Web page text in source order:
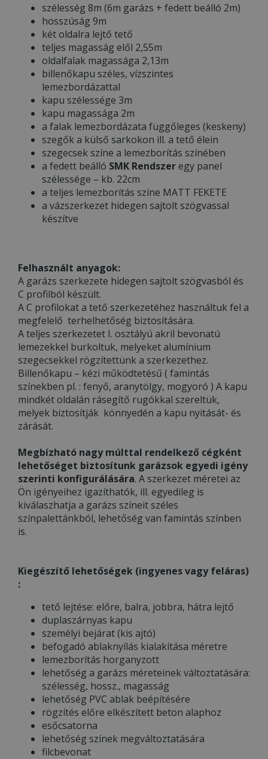
szélesség 8m (6m garázs + fedett beálló 2m)
hosszúság 9m
két oldalra lejtő tető
teljes magasság elől 2,55m
oldalfalak magassága 2,13m
billenőkapu széles, vízszintes
lemezbordázattal
kapu szélessége 3m
kapu magassága 2m
a falak lemezbordázata függőleges (keskeny)
szegők a külső sarkokon ill. a tető élein
szegecsek színe a lemezborítás színében
a fedett beálló SMK Rendszeregy panel
szélessége – kb. 22cm
a teljes lemezborítás színe MATT FEKETE
a vázszerkezet hidegen sajtolt szögvassal
készítve
Felhasznált anyagok:
A garázs szerkezete hidegen sajtolt szögvasból és
C profilból készült.
A C profilokat a tető szerkezetéhez használtuk fel a
megfelelő terhelhetőség biztosítására.
A teljes szerkezetet I. osztályú akril bevonatú
lemezekkel burkoltuk, melyeket alumínium
szegecsekkel rögzítettünk a szerkezethez.
Billenőkapu – kézi működtetésű ( famintás
színekben pl. : fenyő, aranytölgy, mogyoró ) A kapu
mindkét oldalán rásegítő rugókkal szereltük,
melyek biztosítják könnyedén a kapu nyitását- és
zárását.
Megbízható nagy múlttal rendelkező cégként
lehetőséget biztosítunk garázsok egyedi igény
szerinti konfigurálására. A szerkezet méretei az
Ön igényeihez igazíthatók, ill. egyedileg is
kiválaszhatja a garázs színeit széles
színpalettánkból, lehetőség van famintás színben
is.
Kiegészítő lehetőségek (ingyenes vagy feláras)
:
tető lejtése: előre, balra, jobbra, hátra lejtő
duplaszárnyas kapu
személyi bejárat (kis ajtó)
befogadó ablaknyílás kialakítása méretre
lemezborítás horganyzott
lehetőség a garázs méreteinek változtatására:
szélesség, hossz., magasság
lehetőség PVC ablak beépítésére
rögzítés előre elkészített beton alaphoz
esőcsatorna
lehetőség színek megváltoztatására
filcbevonat